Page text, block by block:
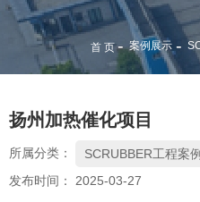
首 页-案例展示 -
扬州加热催化项目
所属分类： SCRUBBER工程案例
发布时间： 2025-03-27